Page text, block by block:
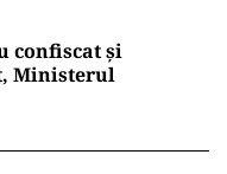
confiscat și
Ministerul